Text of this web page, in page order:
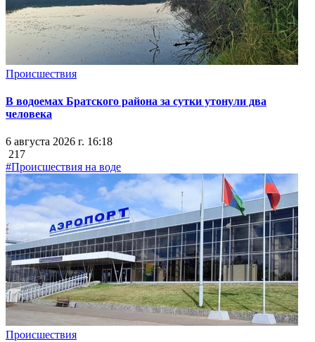
Происшествия
В водоемах Братского района за сутки утонули два
человека
6 августа 2026 г. 16:18
217
#Происшествия на воде
Происшествия